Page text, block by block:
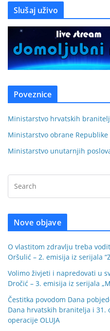
Slušaj uživo
Poveznice
Ministarstvo hrvatskih
Ministarstvo obrane Republike
Ministarstvo unutarnjih
Nove objave
O vlastitom zdravlju treba
Oršulić – 2. emisija iz serijala
Volimo živjeti i napredovati u
Dročić – 3. emisija iz serijala
Čestitka povodom Dana
Dana hrvatskih branitelja i 31.
operacije OLUJA